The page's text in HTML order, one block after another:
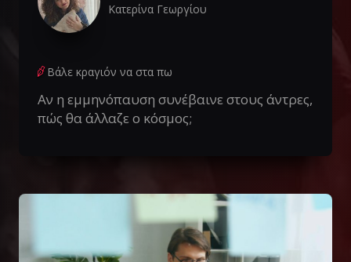
Κατερίνα Γεωργίου
Βάλε κραγιόν να στα πω
Αν η εμμηνόπαυση συνέβαινε στους άντρες,
πώς θα άλλαζε ο κόσμος;